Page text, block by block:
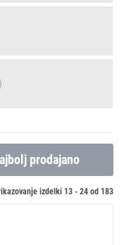
Najbolj prodajano
izdelki 13 - 24 od 183